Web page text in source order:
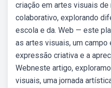
criação em artes visuais
colaborativo, explorando
escola e da. Web — este
as artes visuais, um
expressão criativa e a
Webneste artigo,
visuais, uma jornada